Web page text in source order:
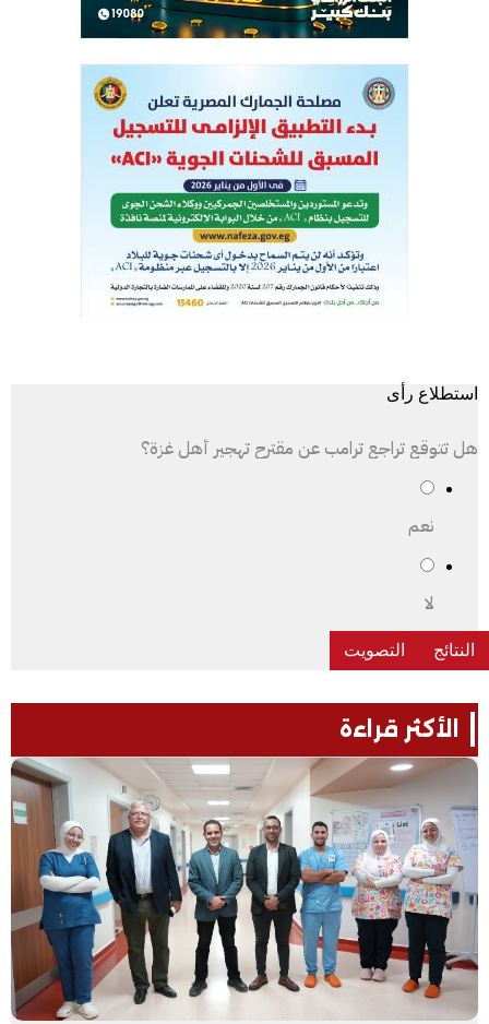
استطلاع رأى
هل تتوقع تراجع ترامب عن مقترح تهجير أهل غزة؟
نعم
لا
الأكثر قراءة